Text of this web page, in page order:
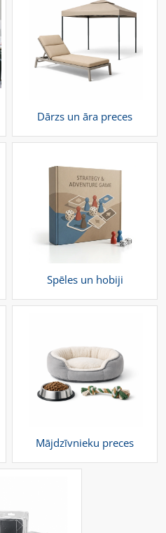
Dārzs un āra preces
Spēles un hobiji
Mājdzīvnieku preces